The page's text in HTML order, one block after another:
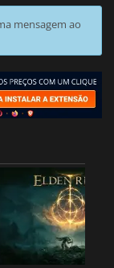
mensagem ao